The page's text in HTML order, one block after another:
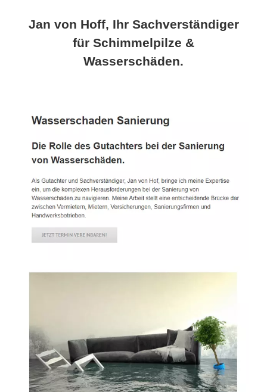
Jan von Hoff, Ihr Sachverständiger
für Schimmelpilze &
Wasserschäden.